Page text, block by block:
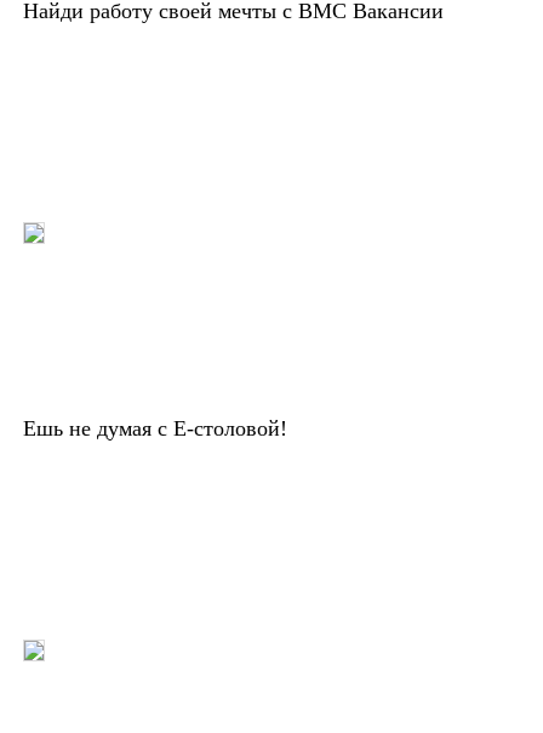
Найди работу своей мечты с ВМС Вакансии
Ешь не думая с Е-столовой!